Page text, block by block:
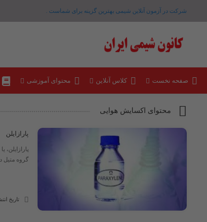
شرکت در آزمون آنلاین شیمی بهترین گزینه برای شماست .
صفحه نخست کلاس آنلاین محتوای آموزشی
محتوای اکسایش هوایی
پارازایلن
گروه متیل در
تاریخ